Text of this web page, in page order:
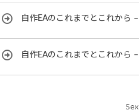
自作EAのこれまでとこれから
自作EAのこれまでとこれから